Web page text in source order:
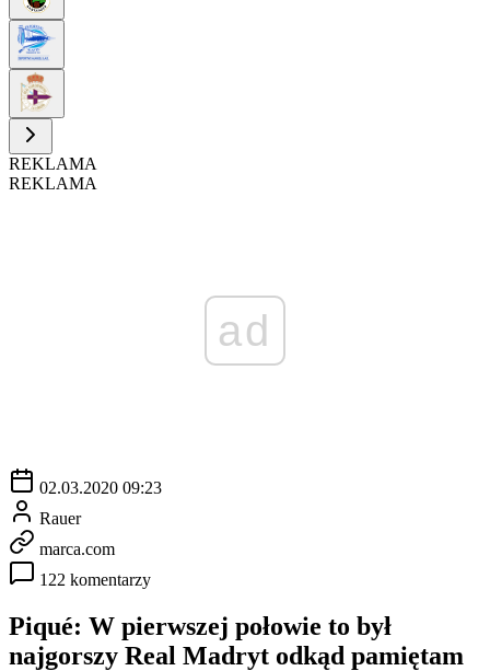
REKLAMA
REKLAMA
ad
02.03.2020 09:23
Rauer
marca.com
122 komentarzy
Piqué: W pierwszej połowie to był
najgorszy Real Madryt odkąd pamiętam